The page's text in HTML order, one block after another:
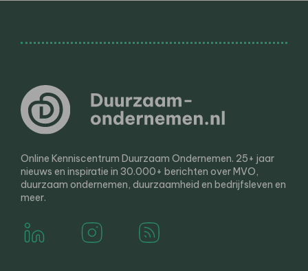
Online Kenniscentrum Duurzaam Ondernemen. 25+ jaar
nieuws en inspiratie in 30.000+ berichten over MVO,
duurzaam ondernemen, duurzaamheid en bedrijfsleven en
meer.